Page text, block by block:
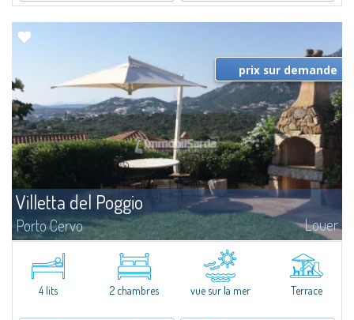
Villetta del Poggio
Porto Cervo Louer
​In a dominant position, with respect to the sea it overlooks and to the
beach of Cala Granu which is only 200 metres away, Villetta del Poggio is a
villetta for rent in Cala Granu, a quiet resort on the outskirts of...
prix sur demande
4 lits 2 chambres vue sur la mer Terrace